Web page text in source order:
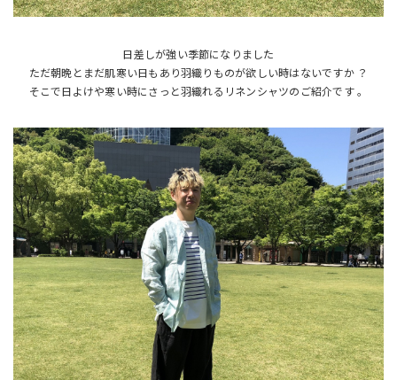
日差しが強い季節になりました
ただ朝晩とまだ肌寒い日もあり羽織りものが欲しい時はないですか ？
そこで日よけや寒い時にさっと羽織れるリネンシャツのご紹介です 。